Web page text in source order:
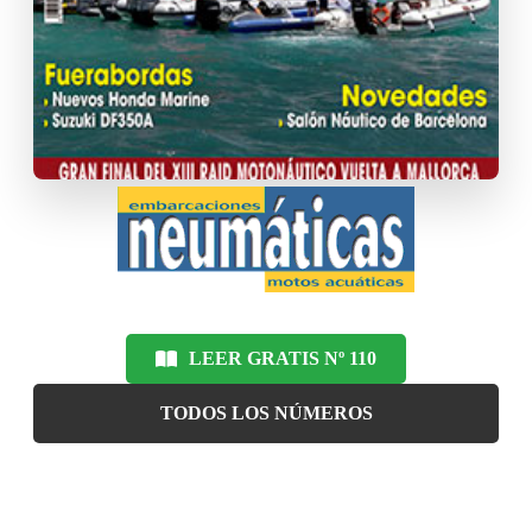
LEER GRATIS Nº 110
TODOS LOS NÚMEROS